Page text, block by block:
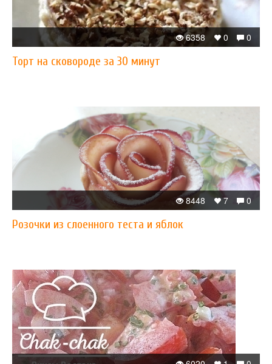
0
0
6358
Торт на сковороде за 30 минут
0
7
8448
Розочки из слоенного теста и яблок